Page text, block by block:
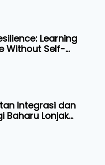
Learning
Without Self-
Integrasi dan
Baharu Lonjak
Ternakan